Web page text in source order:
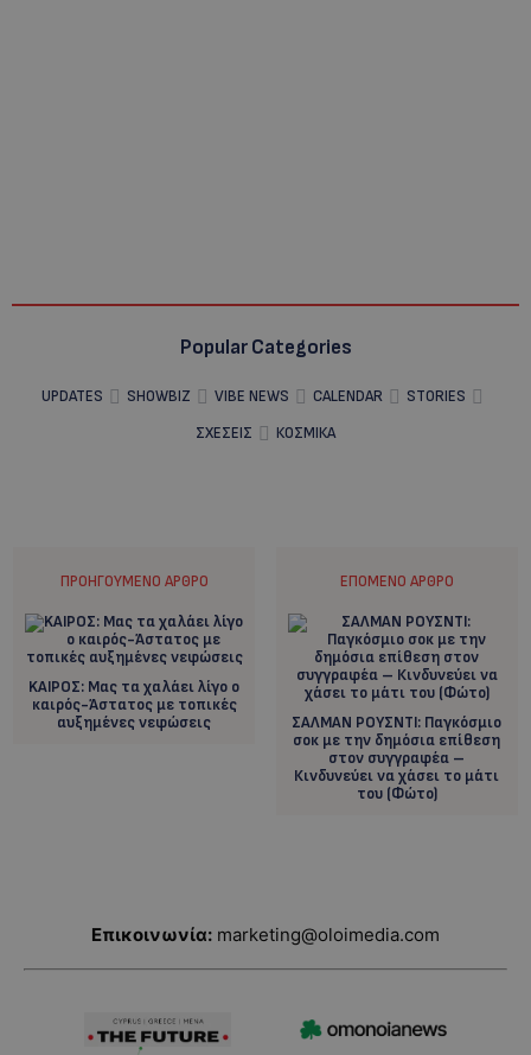
Popular Categories
UPDATES SHOWBIZ VIBE NEWS CALENDAR
STORIES
ΣΧΕΣΕΙΣ
ΚΟΣΜΙΚΑ
ΠΡΟΗΓΟΎΜΕΝΟ ΆΡΘΡΟ
KAIΡΟΣ: Μας τα χαλάει λίγο ο
καιρός-Άστατος με τοπικές
αυξημένες νεφώσεις
ΕΠΌΜΕΝΟ ΆΡΘΡΟ
ΣAΛΜΑΝ ΡΟΥΣΝΤΙ: Παγκόσμιο
σοκ με την δημόσια επίθεση
στον συγγραφέα –
Κινδυνεύει να χάσει το μάτι
του (Φώτο)
Επικοινωνία: marketing@oloimedia.com